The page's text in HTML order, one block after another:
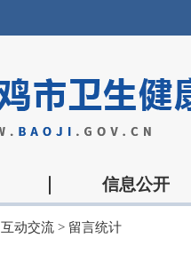
信息公开
互动交流 > 留言统计